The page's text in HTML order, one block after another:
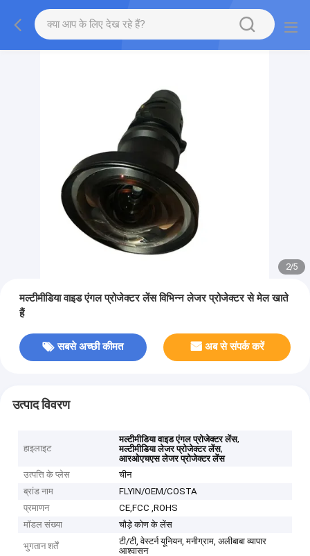
2/5
मल्टीमीडिया वाइड एंगल प्रोजेक्टर लेंस विभिन्न लेजर प्रोजेक्टर से मेल खाते
हैं
सबसे अच्छी कीमत अब से संपर्क करें
उत्पाद विवरण
हाइलाइट
मल्टीमीडिया वाइड एंगल प्रोजेक्टर लेंस,
मल्टीमीडिया लेजर प्रोजेक्टर लेंस,
आरओएचएस लेजर प्रोजेक्टर लेंस
उत्पत्ति के प्लेस
चीन
ब्रांड नाम
FLYIN/OEM/COSTA
प्रमाणन
CE,FCC ,ROHS
मॉडल संख्या
चौड़े कोण के लेंस
भुगतान शर्तें
टी/टी, वेस्टर्न यूनियन, मनीग्राम, अलीबाबा व्यापार
आश्वासन